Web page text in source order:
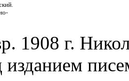
1908 г.
изданием